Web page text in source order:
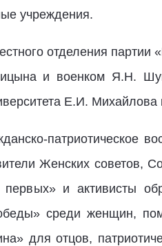
учреждения.
отделения
и военком Я.Н.
Е.И.
патриотическое
Женских советов,
и активисты
среди женщин,
для отцов,